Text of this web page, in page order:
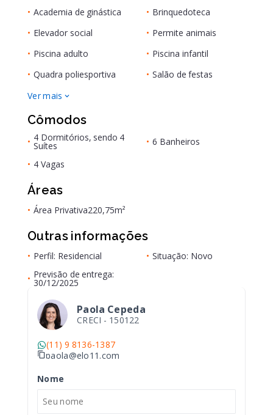
• Academia de ginástica • Brinquedoteca
• Elevador social • Permite animais
• Piscina adulto • Piscina infantil
• Quadra poliesportiva • Salão de festas
Ver mais
Cômodos
• 4 Dormitórios, sendo 4
Suítes • 6 Banheiros
• 4 Vagas
Áreas
• Área Privativa220,75m²
Outras informações
• Perfil: Residencial • Situação: Novo
• Previsão de entrega:
30/12/2025
Paola Cepeda
CRECI - 150122
(11) 9 8136-1387
paola@elo11.com
Nome